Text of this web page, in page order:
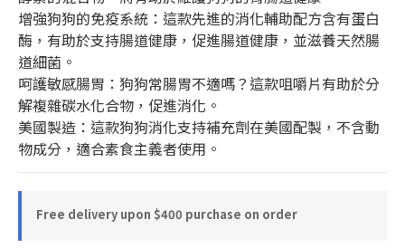
增強狗狗的免疫系統：這款先進的消化輔助配方含有蛋白
酶，有助於支持腸道健康，促進腸道健康，並滋養天然腸
道細菌。
呵護敏感腸胃：狗狗常腸胃不適嗎？這款咀嚼片有助於分
解複雜碳水化合物，促進消化。
美國製造：這款狗狗消化支持補充劑在美國配製，不含動
物成分，適合素食主義者使用。
Free delivery upon $400 purchase on order